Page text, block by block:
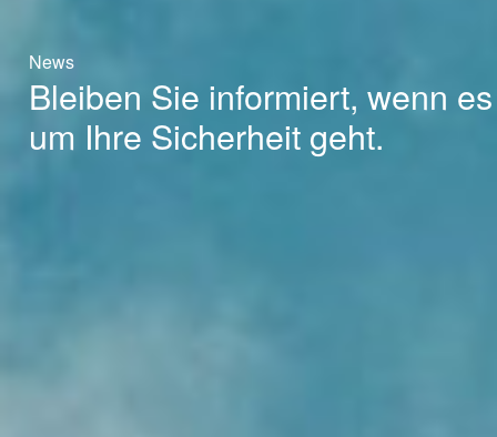
News
Bleiben Sie informiert, wenn es
um Ihre Sicherheit geht.